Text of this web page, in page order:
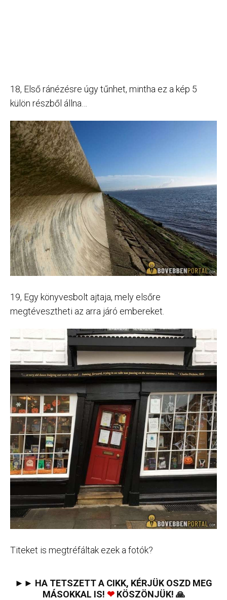
18, Első ránézésre úgy tűnhet, mintha ez a kép 5
külön részből állna…
19, Egy könyvesbolt ajtaja, mely elsőre
megtévesztheti az arra járó embereket.
Titeket is megtréfáltak ezek a fotók?
►► HA TETSZETT A CIKK, KÉRJÜK OSZD MEG
MÁSOKKAL IS! ❤KÖSZÖNJÜK! 🙏